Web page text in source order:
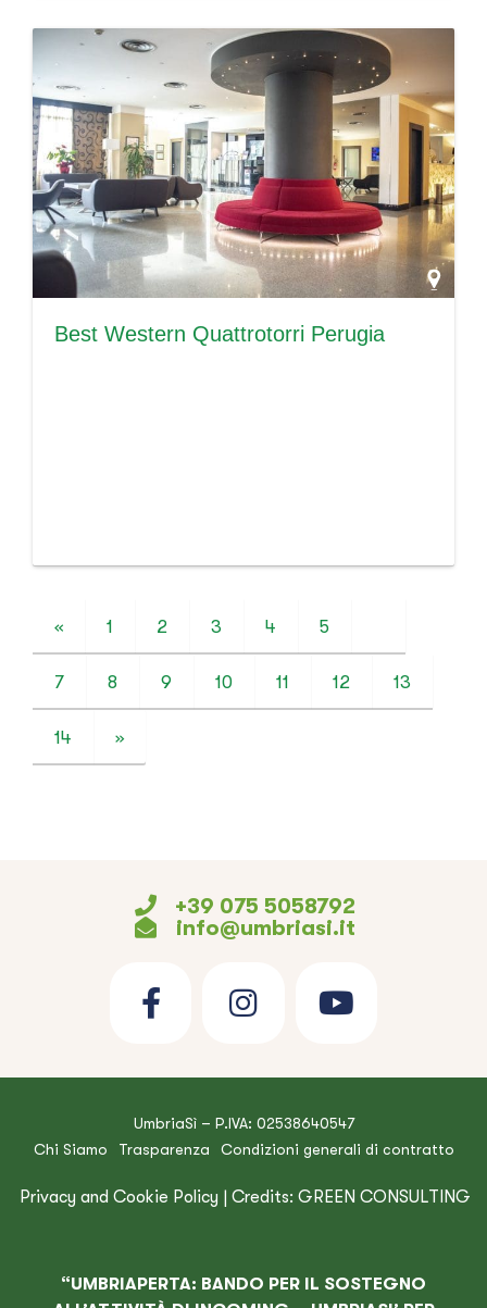
Best Western Quattrotorri Perugia
« 1 2 3 4 5
7 8 9 10 11 12 13
14 »
+39 075 5058792
info@umbriasi.it
UmbriaSì – P.IVA: 02538640547
Chi Siamo
Trasparenza Condizioni generali di contratto
Privacy and Cookie Policy | Credits: GREEN CONSULTING
“UMBRIAPERTA: BANDO PER IL SOSTEGNO